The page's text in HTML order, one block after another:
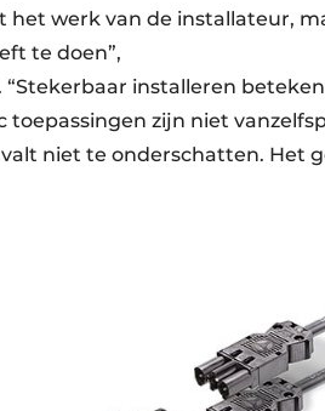
het werk van de installateur,
te doen”,
installeren
toepassingen zijn niet
niet te onderschatten. Het